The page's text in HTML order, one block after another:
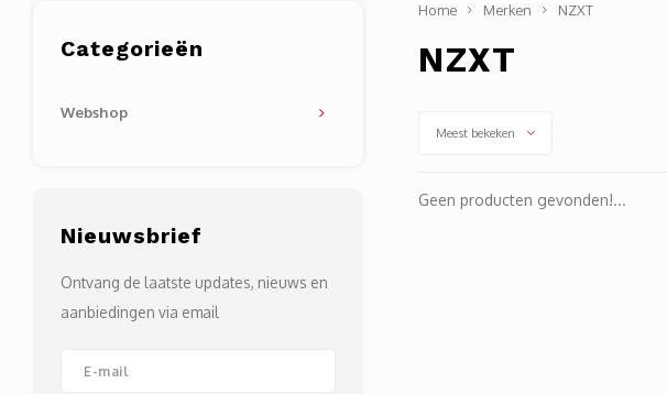
Categorieën
Webshop
Nieuwsbrief
Ontvang de laatste updates, nieuws en
aanbiedingen via email
Home Merken NZXT
NZXT
Meest bekeken
Geen producten gevonden!...